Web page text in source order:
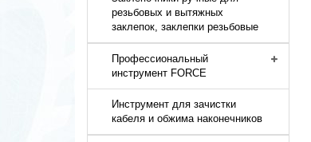
резьбовых и вытяжных
заклепок, заклепки резьбовые
Профессиональный
инструмент FORCE
Инструмент для зачистки
кабеля и обжима наконечников